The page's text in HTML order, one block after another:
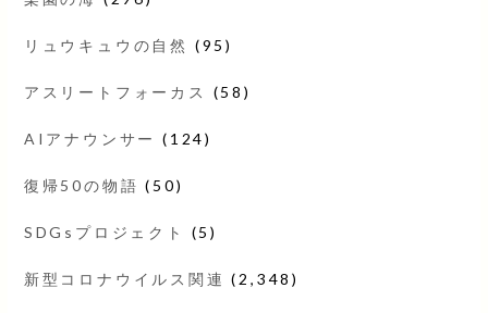
リュウキュウの自然 (95)
アスリートフォーカス (58)
AIアナウンサー (124)
復帰50の物語 (50)
SDGsプロジェクト (5)
新型コロナウイルス関連 (2,348)